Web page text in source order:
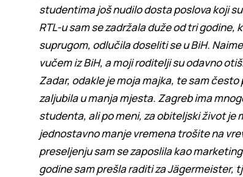
studentima još nudilo dosta poslova koji
RTL-u sam se zadržala duže od tri godine,
suprugom, odlučila doseliti se u BiH.
vučem iz BiH, a moji roditelji su odavno
Zadar, odakle je moja majka, te sam
zaljubila u manja mjesta. Zagreb ima
studenta, ali po meni, za obiteljski život je
jednostavno manje vremena trošite na
preseljenju sam se zaposlila kao
godine sam prešla raditi za Jägermeister,